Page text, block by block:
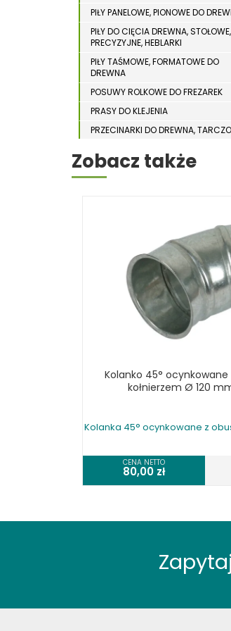
WYPOSAŻENIE DODATKOWE MASZYN
DREWNA
WIERTARKI
WIERTARKO
PIŁY PANELOWE, PIONOWE DO
PIŁY DO CIĘCIA DREWNA, STOŁOWE,
PRECYZYJNE, HEBLARKI
PIŁY TAŚMOWE, FORMATOWE DO
DREWNA
POSUWY ROLKOWE DO FREZAREK
PRASY DO KLEJENIA
PRZECINARKI DO DREWNA,
STOŁY STOLARSKIE
SZLIFIERKI DO DREWNA,
DŁUGOTAŚMOWE,
KRAWĘDZIOWE
TOKARKI DO DREWNA
UKOŚNICE, PIŁY TARCZOWE DO
WIERTARKI POZIOME DO DREWNA,
WYPOSAŻENIE DODATKOWE
WYPOSAŻENIE FREZAREK
WYPOSAŻENIE ŁUPAREK
WYPOSAŻENIE PIŁ FORMATOWYCH
WYPOSAŻENIE PIŁ STOŁOWYCH
Zobacz także
Kolanko 45°
kołnierzem Ø 120
Kolanka 45° ocynkowane z
CENA NETTO
80,00 zł